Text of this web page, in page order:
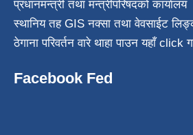
प्रधानमन्त्री तथा मन्त्रीपरिषदको कार्यालय
स्थानिय तह GIS नक्सा तथा वेवसाईट
ठेगाना परिवर्तन वारे थाहा पाउन यहाँ click
Facebook Fed